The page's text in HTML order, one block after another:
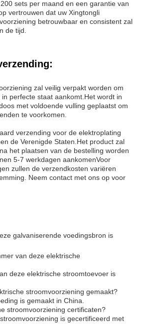
GKD12-300CVC model.dit model kan
0-12V leverenMet een minimum
en een prijsbereik van
om de stroomvoorziening te krijgen
prijs die je je kunt veroorlovenPlus,
exportverpakking zorgt ervoor dat
aankomt.
werkdagen en betalingsvoorwaarden
Union en omvatten,We maken het
stroomvoorziening te krijgen die
het nodig hebt.En met een
sets per maand en een garantie van
vertrouwen dat uw Xingtongli
betrouwbaar en consistent zal
de tijd.
zal veilig verpakt worden om
perfecte staat aankomt.Het wordt in
met voldoende vulling geplaatst om
te voorkomen.
verzending voor de elektroplating
de Verenigde Staten.Het product zal
het plaatsen van de bestelling worden
5-7 werkdagen aankomenVoor